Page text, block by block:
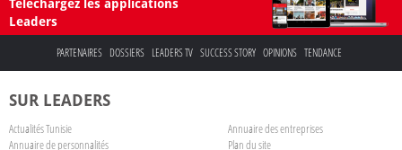
Téléchargez les applications
Leaders
PARTENAIRES DOSSIERS LEADERS TV SUCCESS STORY OPINIONS TENDANCE
SUR LEADERS
Actualités Tunisie
Annuaire des entreprises
Annuaire de personnalités
Plan du site